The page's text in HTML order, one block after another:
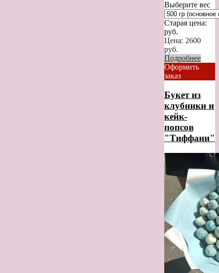
Выберите вес
Старая цена:
руб.
Цена: 2600
руб.
Подробнее
Оформить
заказ
Букет из
клубники и
кейк-
попсов
"Тиффани"